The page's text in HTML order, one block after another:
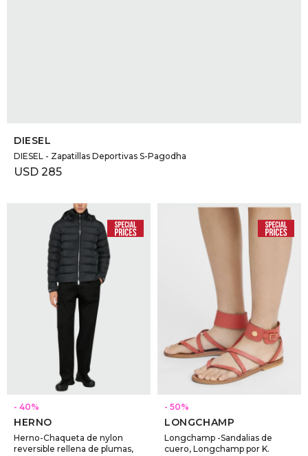
DIESEL
DIESEL - Zapatillas Deportivas S-Pagodha
USD 285
SELECCIONAR TALLE
40
HERNO
Herno-Chaqueta de nylon
reversible rellena de plumas,
SELECCIONAR TALLE
50
LONGCHAMP
Longchamp -Sandalias de
cuero, Longchamp por K.